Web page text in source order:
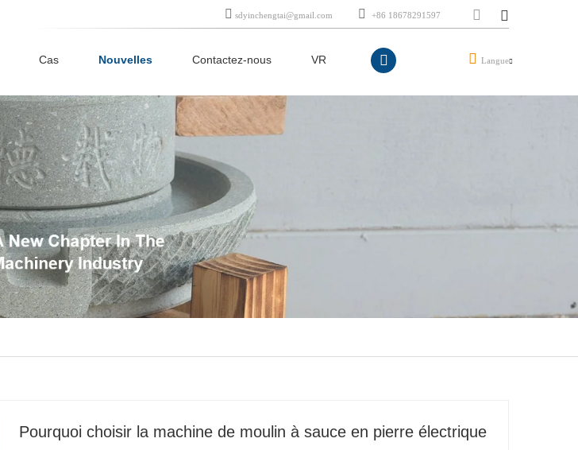
Cas Nouvelles Contactez-nous VR
sdyinchengtai@gmail.com +86 18678291597
Langue
Pourquoi choisir la machine de moulin à sauce en pierre électrique